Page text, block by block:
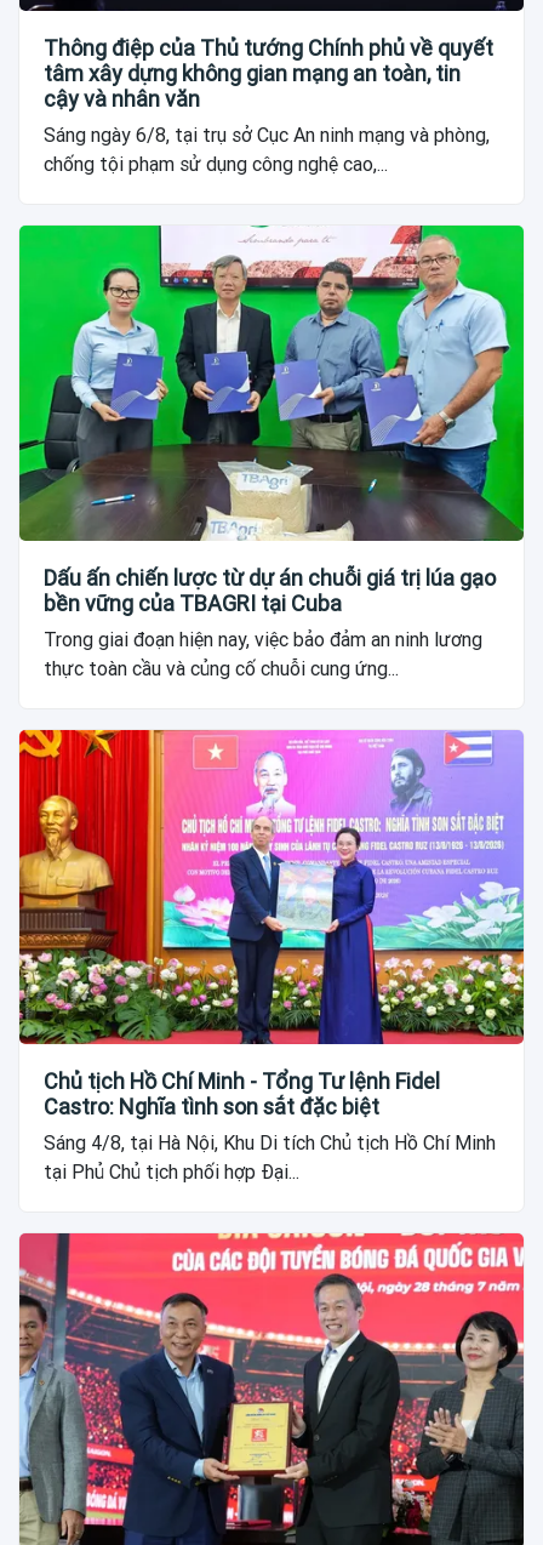
Thông điệp của Thủ tướng Chính phủ về quyết
tâm xây dựng không gian mạng an toàn, tin
cậy và nhân văn
Sáng ngày 6/8, tại trụ sở Cục An ninh mạng và phòng,
chống tội phạm sử dụng công nghệ cao,...
Dấu ấn chiến lược từ dự án chuỗi giá trị lúa gạo
bền vững của TBAGRI tại Cuba
Trong giai đoạn hiện nay, việc bảo đảm an ninh lương
thực toàn cầu và củng cố chuỗi cung ứng...
Chủ tịch Hồ Chí Minh - Tổng Tư lệnh Fidel
Castro: Nghĩa tình son sắt đặc biệt
Sáng 4/8, tại Hà Nội, Khu Di tích Chủ tịch Hồ Chí Minh
tại Phủ Chủ tịch phối hợp Đại...